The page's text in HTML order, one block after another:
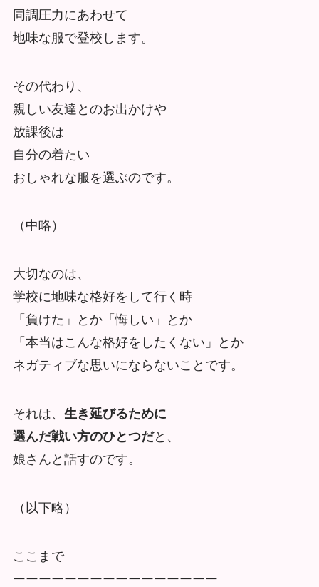
同調圧力にあわせて
地味な服で登校します。
その代わり、
親しい友達とのお出かけや
放課後は
自分の着たい
おしゃれな服を選ぶのです。
（中略）
大切なのは、
学校に地味な格好をして行く時
「負けた」とか「悔しい」とか
「本当はこんな格好をしたくない」とか
ネガティブな思いにならないことです。
それは、 生き延びるために
選んだ戦い方のひとつだと、
娘さんと話すのです。
（以下略）
ここまで
ーーーーーーーーーーーーーーーー